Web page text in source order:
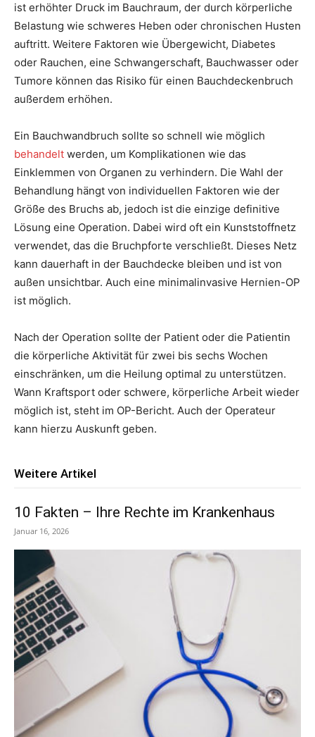
ist erhöhter Druck im Bauchraum, der durch körperliche
Belastung wie schweres Heben oder chronischen Husten
auftritt. Weitere Faktoren wie Übergewicht, Diabetes
oder Rauchen, eine Schwangerschaft, Bauchwasser oder
Tumore können das Risiko für einen Bauchdeckenbruch
außerdem erhöhen.
Ein Bauchwandbruch sollte so schnell wie möglich
behandelt werden, um Komplikationen wie das
Einklemmen von Organen zu verhindern. Die Wahl der
Behandlung hängt von individuellen Faktoren wie der
Größe des Bruchs ab, jedoch ist die einzige definitive
Lösung eine Operation. Dabei wird oft ein Kunststoffnetz
verwendet, das die Bruchpforte verschließt. Dieses Netz
kann dauerhaft in der Bauchdecke bleiben und ist von
außen unsichtbar. Auch eine minimalinvasive Hernien-OP
ist möglich.
Nach der Operation sollte der Patient oder die Patientin
die körperliche Aktivität für zwei bis sechs Wochen
einschränken, um die Heilung optimal zu unterstützen.
Wann Kraftsport oder schwere, körperliche Arbeit wieder
möglich ist, steht im OP-Bericht. Auch der Operateur
kann hierzu Auskunft geben.
Weitere Artikel
10 Fakten – Ihre Rechte im Krankenhaus
Januar 16, 2026